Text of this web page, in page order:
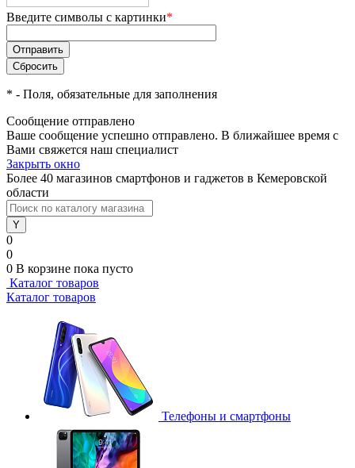
Введите символы с картинки*
* - Поля, обязательные для заполнения
Сообщение отправлено
Ваше сообщение успешно отправлено. В ближайшее время с
Вами свяжется наш специалист
Закрыть окно
Более 40 магазинов смартфонов и гаджетов в Кемеровской
области
0
0
0 В корзине пока пусто
Каталог товаров
Каталог товаров
Телефоны и смартфоны